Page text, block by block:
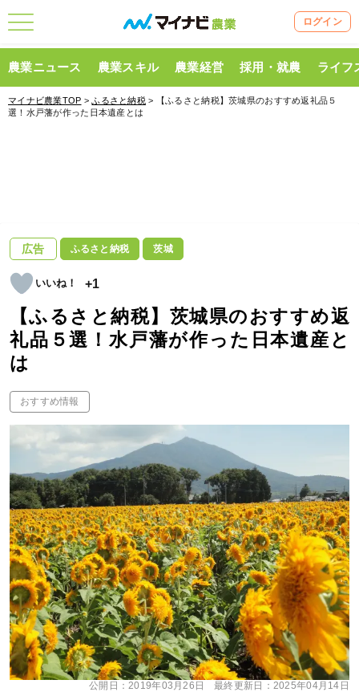
ログイン
農業ニュース 農業スキル 農業経営 採用・就農 ライフ
マイナビ農業TOP >ふるさと納税 > 【ふるさと納税】茨城県のおすすめ返礼品５
選！水戸藩が作った日本遺産とは
広告 ふるさと納税 茨城
+1
【ふるさと納税】茨城県のおすすめ返
礼品５選！水戸藩が作った日本遺産と
は
おすすめ情報
公開日：2019年03月26日 最終更新日： 2025年04月14日